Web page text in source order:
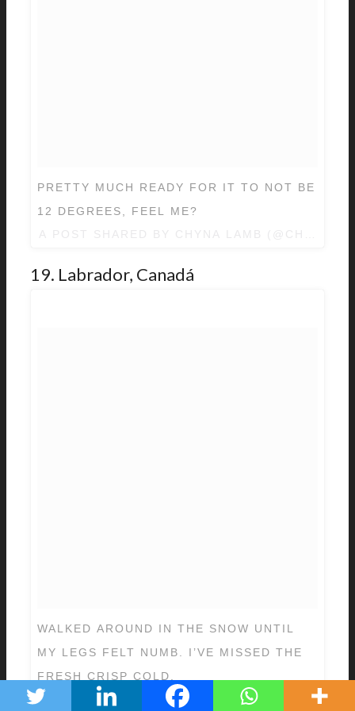
PRETTY MUCH READY FOR IT TO NOT BE
12 DEGREES, FEEL ME?
19. Labrador, Canadá
WALKED AROUND IN THE SNOW UNTIL
MY LEGS FELT NUMB. I’VE MISSED THE
FRESH CRISP COLD.
#HAPPYVALLEYGOOSEBAY